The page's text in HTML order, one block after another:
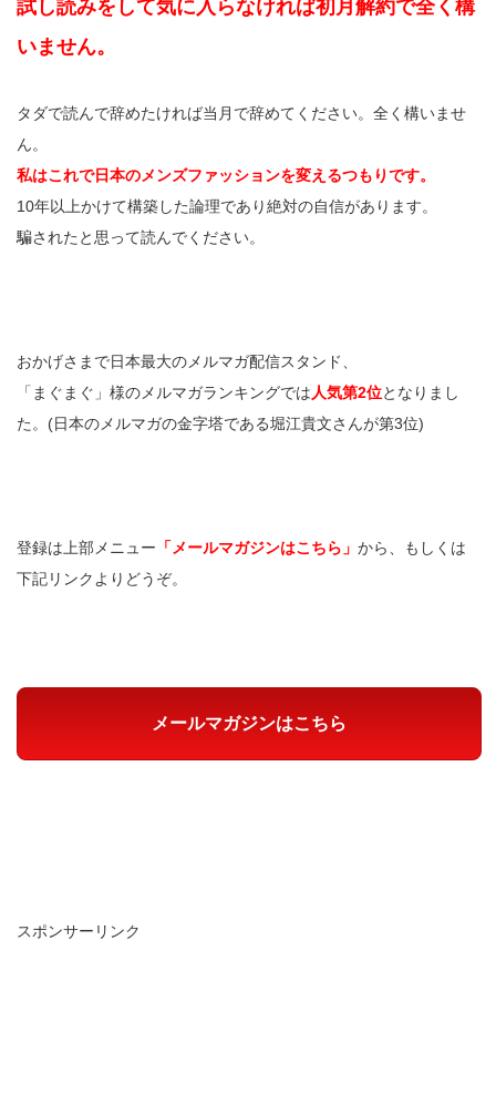
試し読みをして気に入らなければ初月解約で全く構
いません。
タダで読んで辞めたければ当月で辞めてください。全く構いませ
ん。
私はこれで日本のメンズファッションを変えるつもりです。
10年以上かけて構築した論理であり絶対の自信があります。
騙されたと思って読んでください。
おかげさまで日本最大のメルマガ配信スタンド、
「まぐまぐ」様のメルマガランキングでは 人気第2位となりまし
た。(日本のメルマガの金字塔である堀江貴文さんが第3位)
登録は上部メニュー 「メールマガジンはこちら」 から、もしくは
下記リンクよりどうぞ。
メールマガジンはこちら
スポンサーリンク